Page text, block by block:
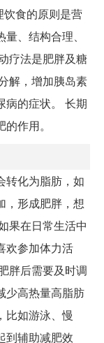
食的原则是营
、结构合理、
疗法是肥胖及糖
解，增加胰岛素
病的症状。 长期
作用。
转化为脂肪，如
，形成肥胖，想
果在日常生活中
欢参加体力活
胖后需要及时调
少高热量高脂肪
比如游泳、慢
到辅助减肥效